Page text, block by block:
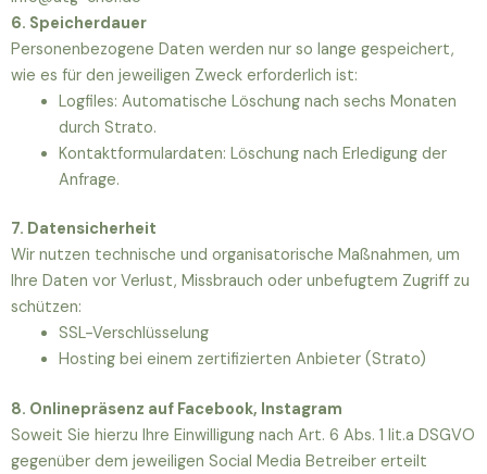
6. Speicherdauer
Personenbezogene Daten werden nur so lange gespeichert,
wie es für den jeweiligen Zweck erforderlich ist:
Logfiles: Automatische Löschung nach sechs Monaten
durch Strato.
Kontaktformulardaten: Löschung nach Erledigung der
Anfrage.
7. Datensicherheit
Wir nutzen technische und organisatorische Maßnahmen, um
Ihre Daten vor Verlust, Missbrauch oder unbefugtem Zugriff zu
schützen:
SSL-Verschlüsselung
Hosting bei einem zertifizierten Anbieter (Strato)
8. Onlinepräsenz auf Facebook, Instagram
Soweit Sie hierzu Ihre Einwilligung nach Art. 6 Abs. 1 lit.a DSGVO
gegenüber dem jeweiligen Social Media Betreiber erteilt